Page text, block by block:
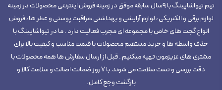
تیم تیواشاپینگ با 9سال سابقه موفق در زمینه فروش اینترنتی محصولات در زمینه
لوازم برقی و الکتریکی ، لوازم آرایشی و بهداشتی ،مراقبت پوستی و عطر ها ، فروش
انواع گجت های خاص با مجموعه ای مجرب فعالیت دارد . ما در تیواشاپینگ با
حذف واسطه ها و خرید مستقیم محصولات با قیمت مناسب و کیفیت بالا برای
مشتری های عزیزمون تهیه میکنیم . قبل از ارسال سفارش ها همه محصولات با
دقت بررسی و تست سلامت می شوند.با 7 روز ضمانت اصالت و سلامت کالا و
بازگشت وجع کامل.